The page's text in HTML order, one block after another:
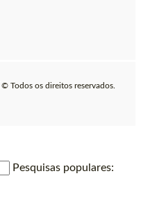
© Todos os direitos reservados.
Pesquisas populares: